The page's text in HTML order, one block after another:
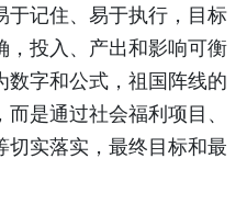
于记住、易于执行，目标
，投入、产出和影响可衡
字和公式，祖国阵线的
是通过社会福利项目、
切实落实，最终目标和最